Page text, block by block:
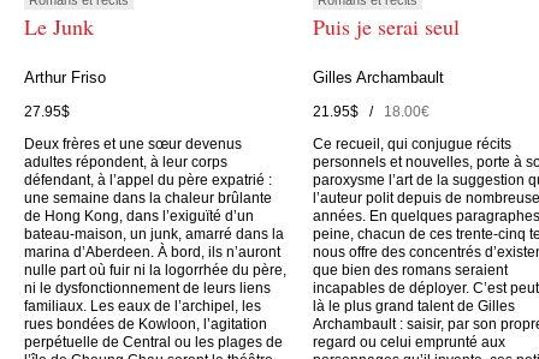
Le Junk
Arthur Friso
27.95$
Deux frères et une sœur devenus
adultes répondent, à leur corps
défendant, à l’appel du père expatrié :
une semaine dans la chaleur brûlante
de Hong Kong, dans l’exiguïté d’un
bateau-maison, un junk, amarré dans la
marina d’Aberdeen. À bord, ils n’auront
nulle part où fuir ni la logorrhée du père,
ni le dysfonctionnement de leurs liens
familiaux. Les eaux de l’archipel, les
rues bondées de Kowloon, l’agitation
perpétuelle de Central ou les plages de
Puis je serai seul
Gilles Archambault
21.95$ /18.00€
Ce recueil, qui conjugue récits
personnels et nouvelles, porte à
paroxysme l’art de la suggestion
l’auteur polit depuis de
années. En quelques
peine, chacun de ces trente-cinq
nous offre des concentrés
que bien des romans seraient
incapables de déployer. C’est
là le plus grand talent de Gilles
Archambault : saisir, par son
regard ou celui emprunté aux